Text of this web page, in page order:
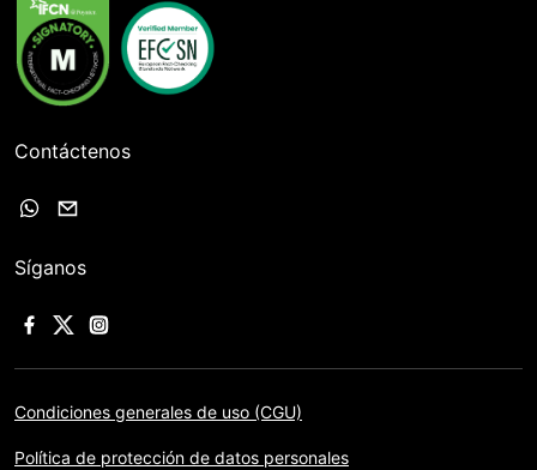
Contáctenos
Síganos
Condiciones generales de uso (CGU)
Política de protección de datos personales